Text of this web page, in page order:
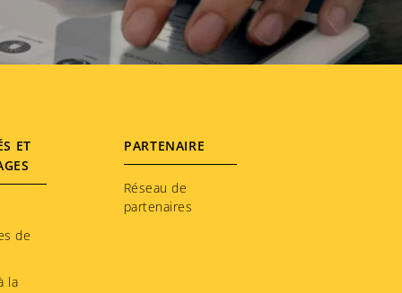
ET
de
la
PARTENAIRE
Réseau de
partenaires